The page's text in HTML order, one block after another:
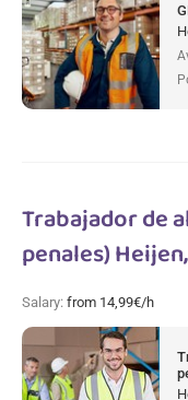
Trabajador de
penales)
Salary: from 14,99€/h